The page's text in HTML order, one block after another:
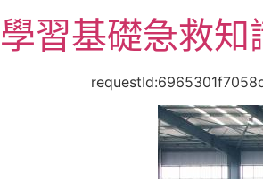
至
主
學習基礎急救知